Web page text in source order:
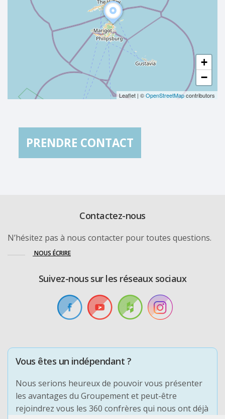
+
−
Leaflet | ©OpenStreetMapcontributors
PRENDRE CONTACT
Contactez-nous
N’hésitez pas à nous contacter pour toutes questions.
NOUS ÉCRIRE
Suivez-nous sur les réseaux sociaux
Vous êtes un indépendant ?
Nous serions heureux de pouvoir vous présenter
les avantages du Groupement et peut-être
rejoindrez vous les 360 confrères qui nous ont déjà